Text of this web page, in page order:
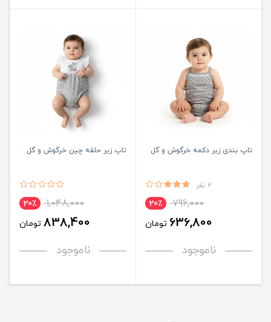
تاپ بندی زیر دکمه خرگوش و گل
2 نفر
796,000 20٪
636,800 تومان
ناموجود
تاپ زیر حلقه چین خرگوش و گل
1,048,000 20٪
838,400 تومان
ناموجود